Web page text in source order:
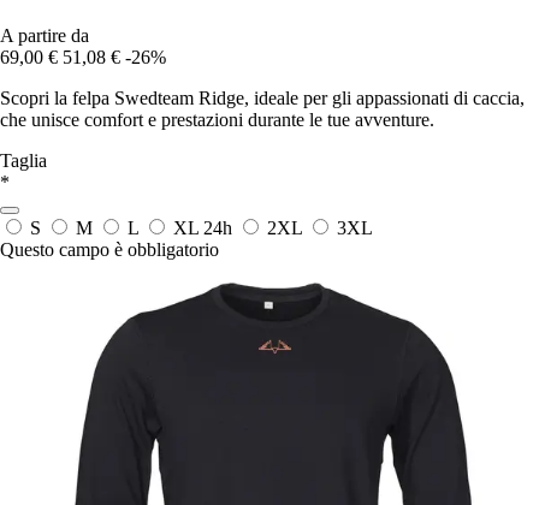
A partire da
69,00 € 51,08 € -26%
Scopri la felpa Swedteam Ridge, ideale per gli appassionati di caccia,
che unisce comfort e prestazioni durante le tue avventure.
Taglia
*
S M L XL 24h 2XL
3XL
Questo campo è obbligatorio